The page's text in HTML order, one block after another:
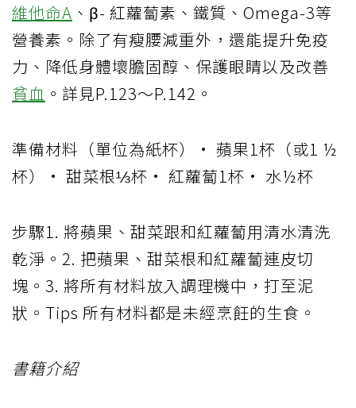
維他命A 、β- 紅蘿蔔素、鐵質、Omega-3等
營養素。除了有瘦腰減重外，還能提升免疫
力、降低身體壞膽固醇、保護眼睛以及改善
貧血 。詳見P.123～P.142。
準備材料（單位為紙杯）• 蘋果1杯（或1 ½
杯）• 甜菜根⅓杯• 紅蘿蔔1杯• 水½杯
步驟1. 將蘋果、甜菜跟和紅蘿蔔用清水清洗
乾淨。2. 把蘋果、甜菜根和紅蘿蔔連皮切
塊。3. 將所有材料放入調理機中，打至泥
狀。Tips 所有材料都是未經烹飪的生食。
書籍介紹